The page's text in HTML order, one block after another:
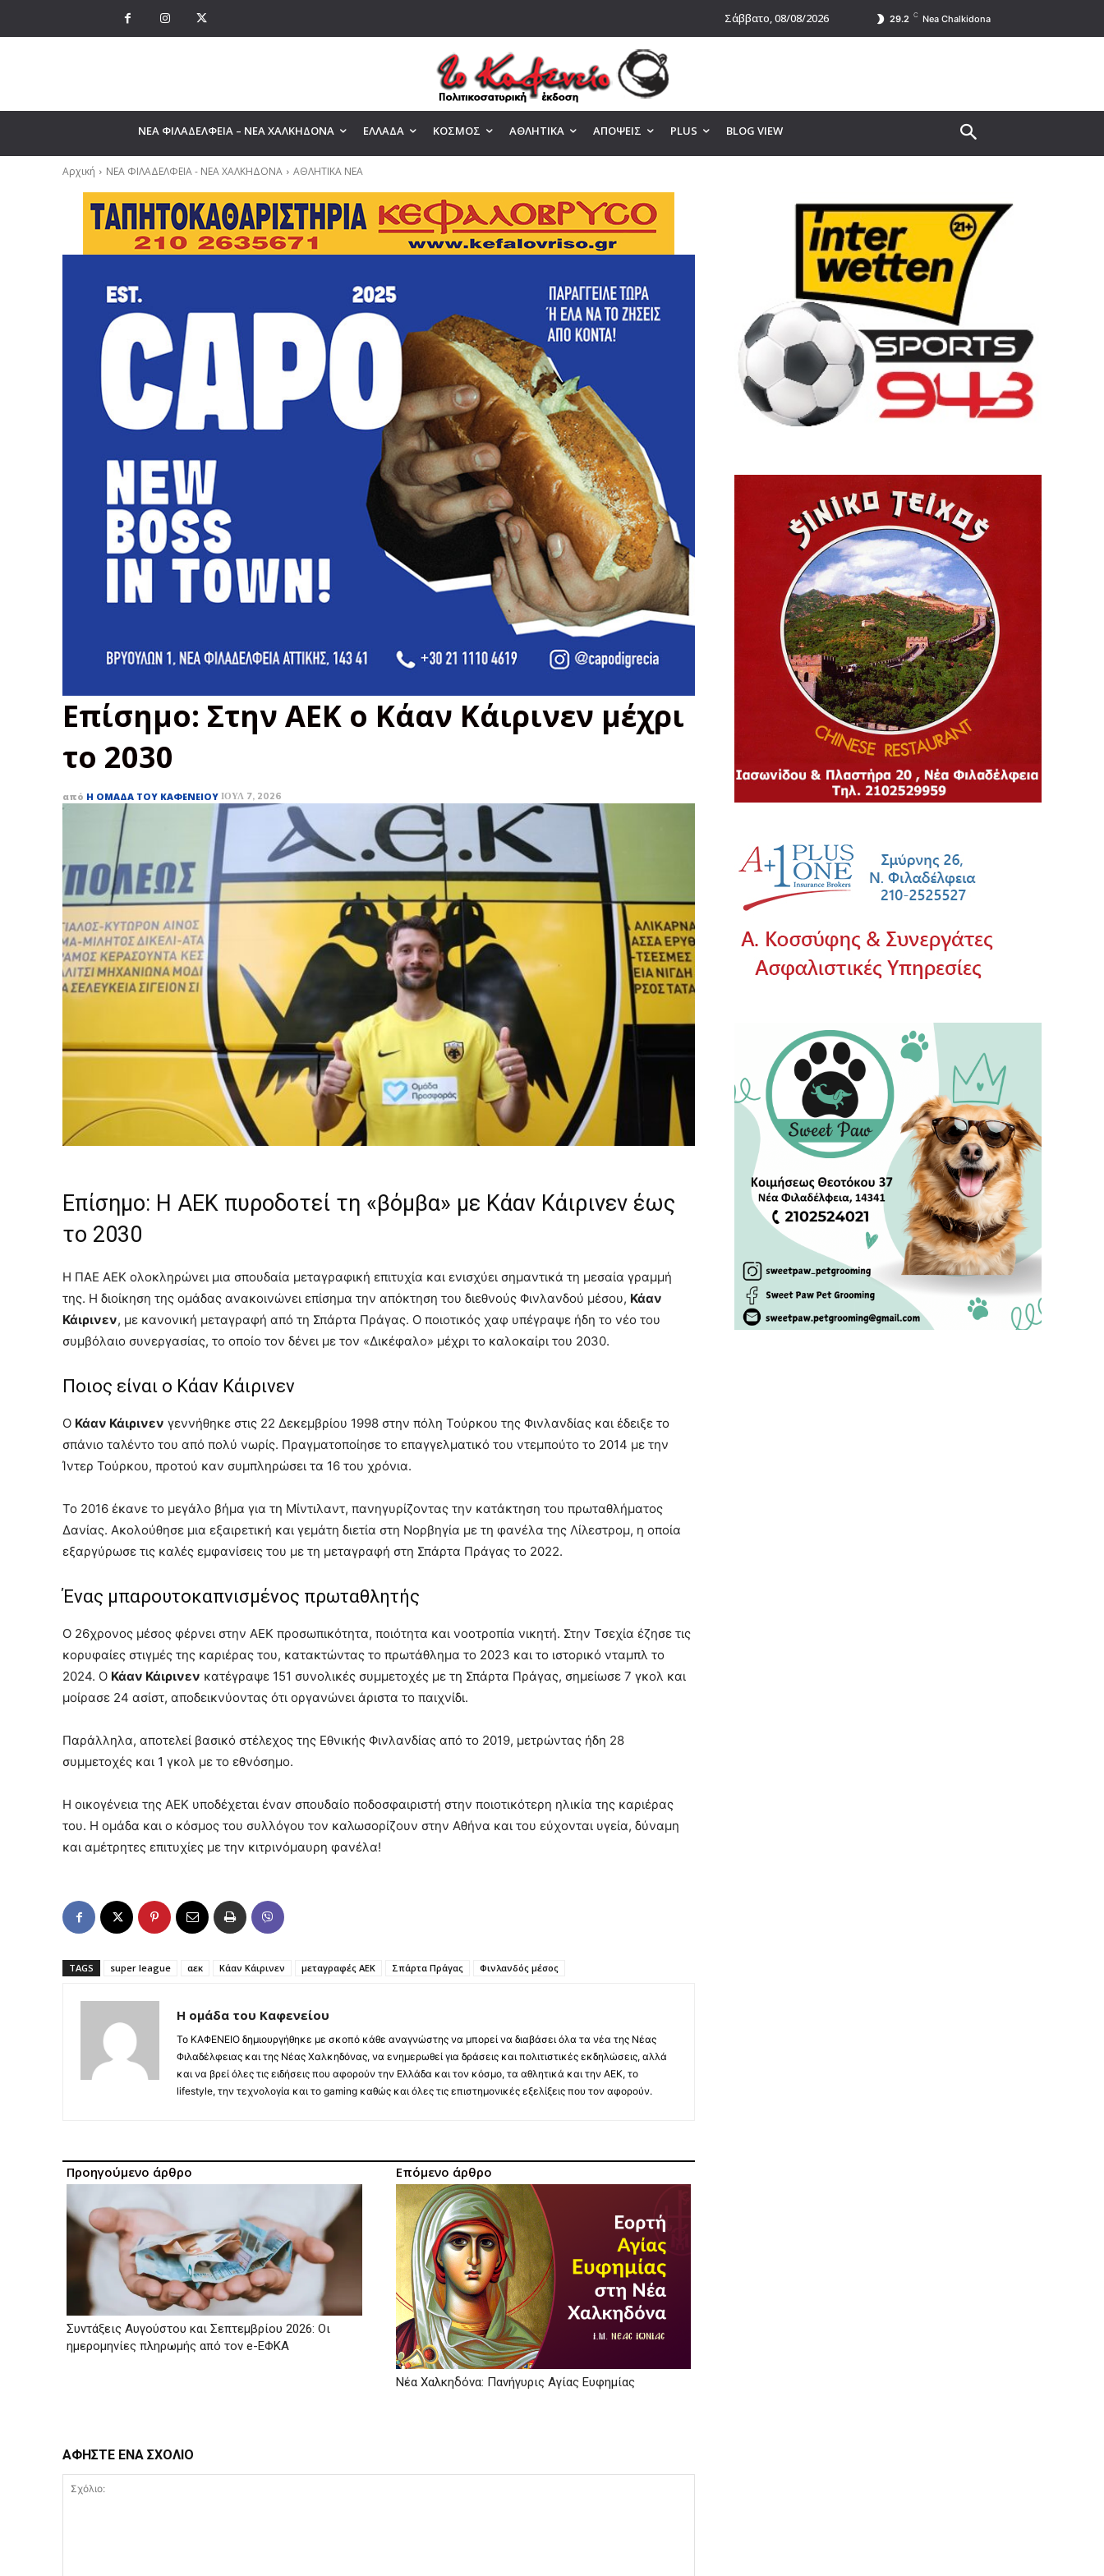
29.2 C Nea Chalkidona
Σάββατο, 08/08/2026
ΝΕΑ ΦΙΛΑΔΕΛΦΕΙΑ – ΝΕΑ ΧΑΛΚΗΔΟΝΑ ΕΛΛΑΔΑ ΚΟΣΜΟΣ ΑΘΛΗΤΙΚΑ ΑΠΟΨΕΙΣ PLUS BLOG VIEW
Αρχική ΝΕΑ ΦΙΛΑΔΕΛΦΕΙΑ - ΝΕΑ ΧΑΛΚΗΔΟΝΑ ΑΘΛΗΤΙΚΑ ΝΕΑ
Επίσημο: Στην ΑΕΚ ο Κάαν Κάιρινεν μέχρι
το 2030
από Η ΟΜΆΔΑ ΤΟΥ ΚΑΦΕΝΕΊΟΥ ΙΟΎΛ 7, 2026
Επίσημο: Η ΑΕΚ πυροδοτεί τη «βόμβα» με Κάαν Κάιρινεν έως
το 2030
Η ΠΑΕ ΑΕΚ ολοκληρώνει μια σπουδαία μεταγραφική επιτυχία και ενισχύει σημαντικά τη μεσαία γραμμή
της. Η διοίκηση της ομάδας ανακοινώνει επίσημα την απόκτηση του διεθνούς Φινλανδού μέσου, Κάαν
Κάιρινεν, με κανονική μεταγραφή από τη Σπάρτα Πράγας. Ο ποιοτικός χαφ υπέγραψε ήδη το νέο του
συμβόλαιο συνεργασίας, το οποίο τον δένει με τον «Δικέφαλο» μέχρι το καλοκαίρι του 2030.
Ποιος είναι ο Κάαν Κάιρινεν
Ο Κάαν Κάιρινεν γεννήθηκε στις 22 Δεκεμβρίου 1998 στην πόλη Τούρκου της Φινλανδίας και έδειξε το
σπάνιο ταλέντο του από πολύ νωρίς. Πραγματοποίησε το επαγγελματικό του ντεμπούτο το 2014 με την
Ίντερ Τούρκου, προτού καν συμπληρώσει τα 16 του χρόνια.
Το 2016 έκανε το μεγάλο βήμα για τη Μίντιλαντ, πανηγυρίζοντας την κατάκτηση του πρωταθλήματος
Δανίας. Ακολούθησε μια εξαιρετική και γεμάτη διετία στη Νορβηγία με τη φανέλα της Λίλεστρομ, η οποία
εξαργύρωσε τις καλές εμφανίσεις του με τη μεταγραφή στη Σπάρτα Πράγας το 2022.
Ένας μπαρουτοκαπνισμένος πρωταθλητής
Ο 26χρονος μέσος φέρνει στην ΑΕΚ προσωπικότητα, ποιότητα και νοοτροπία νικητή. Στην Τσεχία έζησε τις
κορυφαίες στιγμές της καριέρας του, κατακτώντας το πρωτάθλημα το 2023 και το ιστορικό νταμπλ το
2024. Ο Κάαν Κάιρινεν κατέγραψε 151 συνολικές συμμετοχές με τη Σπάρτα Πράγας, σημείωσε 7 γκολ και
μοίρασε 24 ασίστ, αποδεικνύοντας ότι οργανώνει άριστα το παιχνίδι.
Παράλληλα, αποτελεί βασικό στέλεχος της Εθνικής Φινλανδίας από το 2019, μετρώντας ήδη 28
συμμετοχές και 1 γκολ με το εθνόσημο.
Η οικογένεια της ΑΕΚ υποδέχεται έναν σπουδαίο ποδοσφαιριστή στην ποιοτικότερη ηλικία της καριέρας
του. Η ομάδα και ο κόσμος του συλλόγου τον καλωσορίζουν στην Αθήνα και του εύχονται υγεία, δύναμη
και αμέτρητες επιτυχίες με την κιτρινόμαυρη φανέλα!
TAGS super league αεκ Κάαν Κάιρινεν μεταγραφές ΑΕΚ Σπάρτα Πράγας Φινλανδός μέσος
Η ομάδα του Καφενείου
Το ΚΑΦΕΝΕΙΟ δημιουργήθηκε με σκοπό κάθε αναγνώστης να μπορεί να διαβάσει όλα τα νέα της Νέας
Φιλαδέλφειας και της Νέας Χαλκηδόνας, να ενημερωθεί για δράσεις και πολιτιστικές εκδηλώσεις, αλλά
και να βρεί όλες τις ειδήσεις που αφορούν την Ελλάδα και τον κόσμο, τα αθλητικά και την ΑΕΚ, το
lifestyle, την τεχνολογία και το gaming καθώς και όλες τις επιστημονικές εξελίξεις που τον αφορούν.
Προηγούμενο άρθρο
Συντάξεις Αυγούστου και Σεπτεμβρίου 2026: Οι
ημερομηνίες πληρωμής από τον e-ΕΦΚΑ
Επόμενο άρθρο
Νέα Χαλκηδόνα: Πανήγυρις Αγίας Ευφημίας
ΑΦΗΣΤΕ ΕΝΑ ΣΧΟΛΙΟ